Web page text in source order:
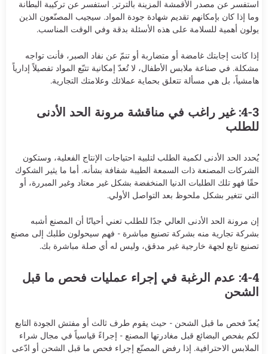
استفسر عن مصدر الأقمشة المزينة بالترتر. استفسر عن تركيبة البطانة
وما إذا كان بإمكانهم تقديم شهادة جودة المواد. سيجيب المصنّعون الذين
يولون أهمية للسلامة على هذه الأسئلة بدقة وفي الوقت المناسب.
إذا كانت إجابتك غامضة أو متضاربة أو تنمّ عن نفاد الصبر، فأنت تواجه
مشكلة. في صناعة ملابس الأطفال، لا تُعدّ إمكانية تتبّع المواد تفصيلاً إدارياً
هامشياً، بل هي مسألة تتعلق بحماية عملائك وعلامتك التجارية.
4-3: غير راغب في مناقشة مرونة الحد الأدنى
للطلب
يُحدد الحد الأدنى لكمية الطلب لتلبية احتياجات الإنتاج الفعلية، وستكون
الشركات المصنعة ذات السمعة الطيبة شفافة بشأنه. أما ما يثير الشكوك
حقًا فهو تلك الطلبات الدنيا المنخفضة بشكل غير معتاد وغير المبررة، أو
التي تتغير بشكل ملحوظ بعد التواصل الأولي.
إن مرونة الحد الأدنى العالي جدًا للطلب تعني أحيانًا أن المصنع أشبه
بشركة تجارية منه بشركة تصنيع مباشرة - فهم سيحولون طلبك إلى مصنع
تصنيع تابع لجهة خارجية غير مدقق، وليس له أي صلة مباشرة بك.
4-4: عدم الرغبة في إجراء عمليات فحص ما قبل
الشحن
يُعدّ فحص ما قبل الشحن - حيث يقوم طرف ثالث أو مفتش الجودة التابع
لكم بفحص البضائع قبل مغادرتها المصنع - إجراءً قياسياً في مجال شراء
الملابس الاحترافية. إذا رفض المصنّع إجراء فحص ما قبل الشحن أو ادّعى